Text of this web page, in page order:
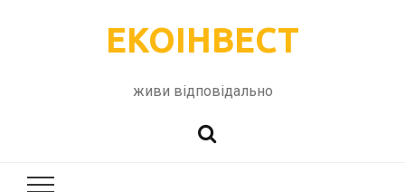
ЕКОІНВЕСТ
живи відповідально